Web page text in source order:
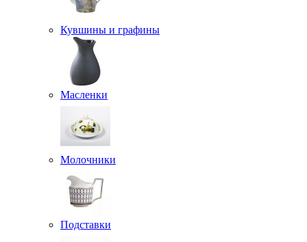
Кувшины и графины
Масленки
Молочники
Подставки